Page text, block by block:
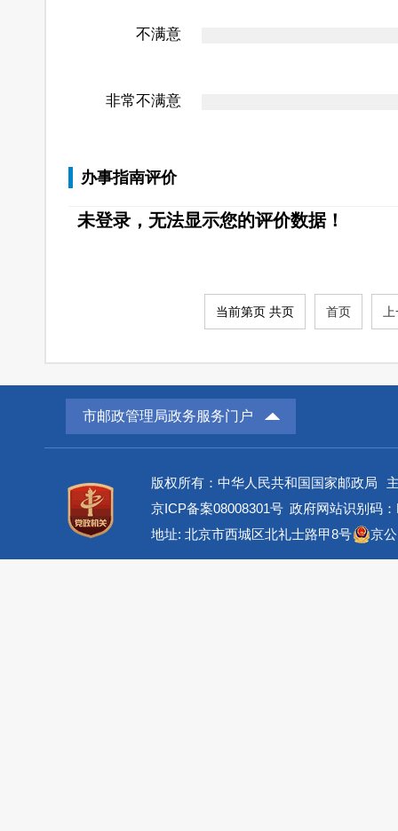
不满意
非常不满意
办事指南评价
未登录，无法显示您的评价数据！
当前第页 共页 首页
市邮政管理局政务服务门户
版权所有：中华人民共和国国家邮政局
京ICP备案08008301号 政府网站识别码
地址: 北京市西城区北礼士路甲8号
京